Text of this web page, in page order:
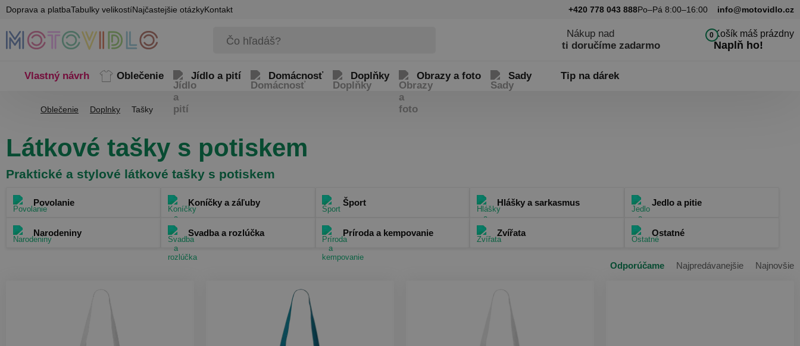
Doprava a platbaTabulky velikostíNajčastejšie otázkyKontakt +420 778 043 888Po–Pá 8:00–16:00 info@motovidlo.cz
Nákup nad
ti doručíme zadarmo
0Košík máš prázdny
Naplň ho!
Vlastný návrh Oblečenie Jídlo a pití Domácnosť Doplňky Obrazy a foto Sady Tip na dárek
Oblečenie Doplnky Tašky
Látkové tašky s potiskem
Praktické a stylové látkové tašky s potiskem
Povolanie Koníčky a záľuby Šport Hlášky a sarkasmus Jedlo a pitie
Narodeniny Svadba a rozlúčka Príroda a kempovanie Zvířata Ostatné
Odporúčame Najpredávanejšie Najnovšie